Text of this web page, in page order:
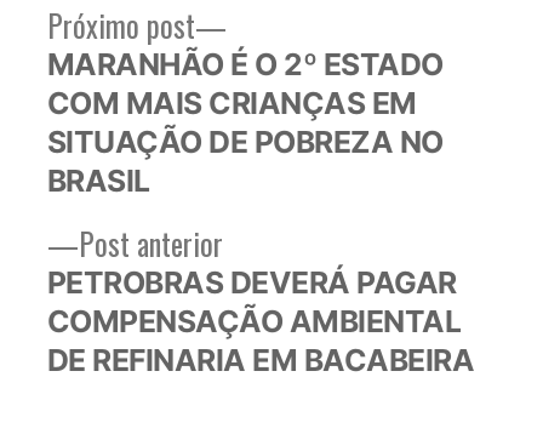
Navegação
de
Post
Post anteriorPost
anterior:
PETROBRAS DEVERÁ PAGAR
COMPENSAÇÃO AMBIENTAL
DE REFINARIA EM BACABEIRA
Próximo post
Próximo
post:
MARANHÃO É O 2º ESTADO
COM MAIS CRIANÇAS EM
SITUAÇÃO DE POBREZA NO
BRASIL